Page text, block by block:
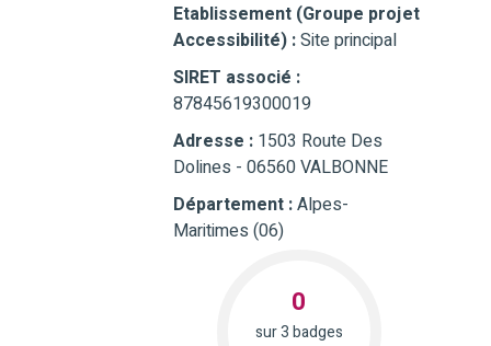
Etablissement (Groupe projet
Accessibilité) :Site principal
SIRET associé :
87845619300019
Adresse : 1503 Route Des
Dolines - 06560 VALBONNE
Département :Alpes-
Maritimes (06)
0
sur 3 badges